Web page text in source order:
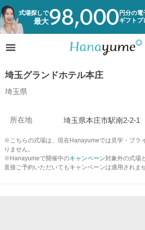
式場探しで
最大98,000 円分の電
ギフトプ
埼玉グランドホテル本庄
埼玉県
所在地 埼玉県本庄市駅南2-2-1
※こちらの式場は、現在Hanayumeでは見学・ブラ
りません。
※Hanayumeで開催中のキャンペーン対象外の式場
直接ご予約いただいてもキャンペーンは適用されませ